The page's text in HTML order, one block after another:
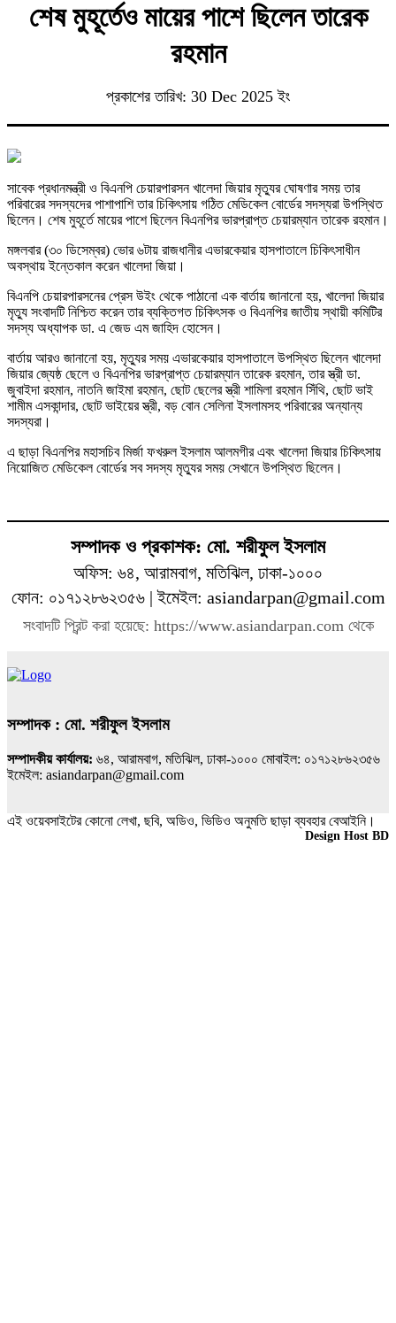
শেষ মুহূর্তেও মায়ের পাশে ছিলেন তারেক
রহমান
প্রকাশের তারিখ: 30 Dec 2025 ইং
সাবেক প্রধানমন্ত্রী ও বিএনপি চেয়ারপারসন খালেদা জিয়ার মৃত্যুর ঘোষণার সময় তার
পরিবারের সদস্যদের পাশাপাশি তার চিকিৎসায় গঠিত মেডিকেল বোর্ডের সদস্যরা উপস্থিত
ছিলেন। শেষ মুহূর্তে মায়ের পাশে ছিলেন বিএনপির ভারপ্রাপ্ত চেয়ারম্যান তারেক রহমান।
মঙ্গলবার (৩০ ডিসেম্বর) ভোর ৬টায় রাজধানীর এভারকেয়ার হাসপাতালে চিকিৎসাধীন
অবস্থায় ইন্তেকাল করেন খালেদা জিয়া।
বিএনপি চেয়ারপারসনের প্রেস উইং থেকে পাঠানো এক বার্তায় জানানো হয়, খালেদা জিয়ার
মৃত্যু সংবাদটি নিশ্চিত করেন তার ব্যক্তিগত চিকিৎসক ও বিএনপির জাতীয় স্থায়ী কমিটির
সদস্য অধ্যাপক ডা. এ জেড এম জাহিদ হোসেন।
বার্তায় আরও জানানো হয়, মৃত্যুর সময় এভারকেয়ার হাসপাতালে উপস্থিত ছিলেন খালেদা
জিয়ার জ্যেষ্ঠ ছেলে ও বিএনপির ভারপ্রাপ্ত চেয়ারম্যান তারেক রহমান, তার স্ত্রী ডা.
জুবাইদা রহমান, নাতনি জাইমা রহমান, ছোট ছেলের স্ত্রী শামিলা রহমান সিঁথি, ছোট ভাই
শামীম এসকান্দার, ছোট ভাইয়ের স্ত্রী, বড় বোন সেলিনা ইসলামসহ পরিবারের অন্যান্য
সদস্যরা।
এ ছাড়া বিএনপির মহাসচিব মির্জা ফখরুল ইসলাম আলমগীর এবং খালেদা জিয়ার চিকিৎসায়
নিয়োজিত মেডিকেল বোর্ডের সব সদস্য মৃত্যুর সময় সেখানে উপস্থিত ছিলেন।
সম্পাদক ও প্রকাশক: মো. শরীফুল ইসলাম
অফিস: ৬৪, আরামবাগ, মতিঝিল, ঢাকা-১০০০
ফোন: ০১৭১২৮৬২৩৫৬ | ইমেইল: asiandarpan@gmail.com
সংবাদটি প্রিন্ট করা হয়েছে: https://www.asiandarpan.com থেকে
সম্পাদক : মো. শরীফুল ইসলাম
সম্পাদকীয় কার্যালয়: ৬৪, আরামবাগ, মতিঝিল, ঢাকা-১০০০ মোবাইল: ০১৭১২৮৬২৩৫৬
ইমেইল: asiandarpan@gmail.com
এই ওয়েবসাইটের কোনো লেখা, ছবি, অডিও, ভিডিও অনুমতি ছাড়া ব্যবহার বেআইনি।
Design Host BD